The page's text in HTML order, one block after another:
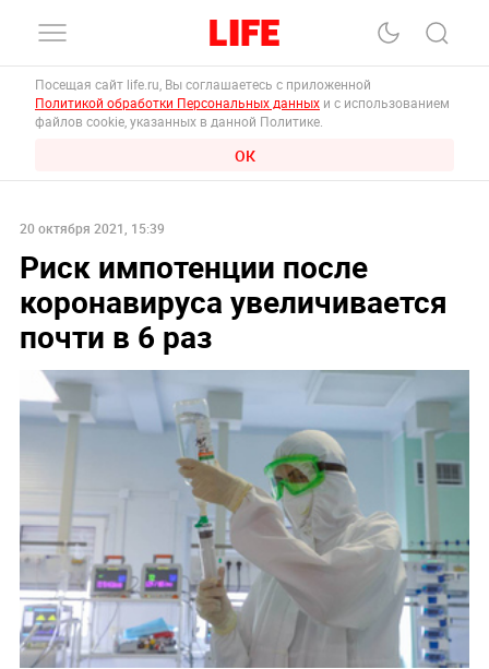
Посещая сайт life.ru, Вы соглашаетесь с приложенной
Политикой обработки Персональных данных и с использованием
файлов cookie, указанных в данной Политике.
ОК
20 октября 2021, 15:39
Риск импотенции после
коронавируса увеличивается
почти в 6 раз